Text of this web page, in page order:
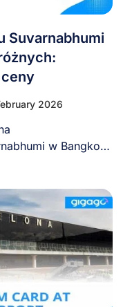
Suvarnabhumi
2026
w Bangkoku